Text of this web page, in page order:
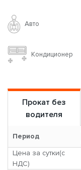
Авто
Кондиционер
Прокат без
водителя
Период
Цена за сутки(с
НДС)